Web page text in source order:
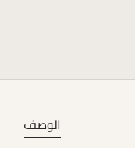
الوصف